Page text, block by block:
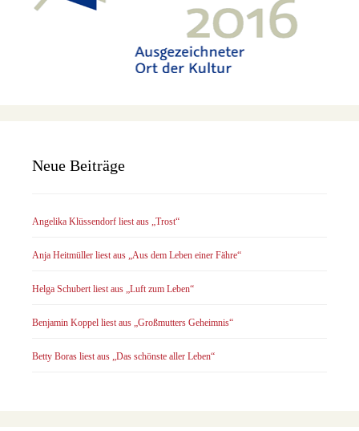
Neue Beiträge
Angelika Klüssendorf liest aus „Trost“
Anja Heitmüller liest aus „Aus dem Leben einer Fähre“
Helga Schubert liest aus „Luft zum Leben“
Benjamin Koppel liest aus „Großmutters Geheimnis“
Betty Boras liest aus „Das schönste aller Leben“